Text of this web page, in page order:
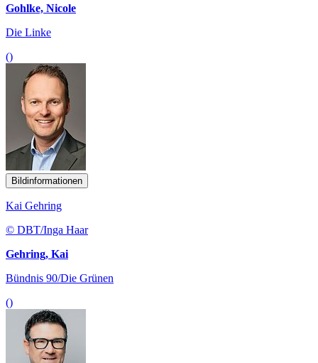
Gohlke, Nicole
Die Linke
()
Bildinformationen
Kai Gehring
© DBT/Inga Haar
Gehring, Kai
Bündnis 90/Die Grünen
()